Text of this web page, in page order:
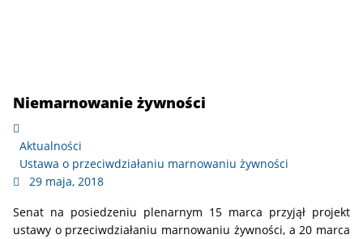
Niemarnowanie żywności
Aktualności
Ustawa o przeciwdziałaniu marnowaniu żywności
29 maja, 2018
Senat na posiedzeniu plenarnym 15 marca przyjął projekt
ustawy o przeciwdziałaniu marnowaniu żywności, a 20 marca